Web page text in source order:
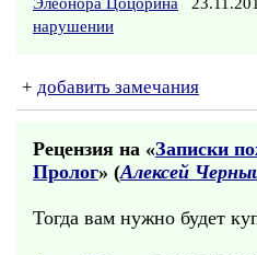
нарушении
+ добавить замечания
Рецензия на «Записки
Пролог» (Алексей
Тогда вам нужно будет